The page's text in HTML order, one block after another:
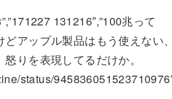
131216″,”100兆って
どアップル製品はもう使えない
りを表現してるだけか。
status/